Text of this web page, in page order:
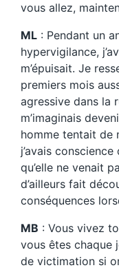
vous allez,
ML : Pendant un
hypervigilance,
m’épuisait. Je
premiers mois
agressive dans la
m’imaginais
homme tentait de
j’avais conscience
qu’elle ne venait
d’ailleurs fait
conséquences
MB : Vous vivez
vous êtes
de victimation si